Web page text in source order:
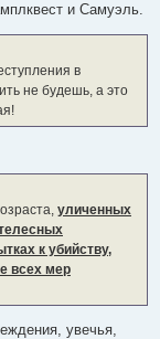
и Самуэль.
в
не будешь, а это
уличенных
к убийству,
всех мер
увечья,